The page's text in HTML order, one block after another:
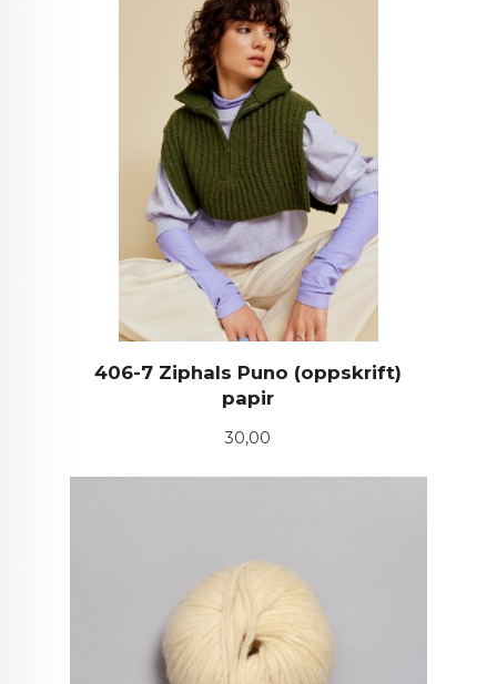
406-7 Ziphals Puno (oppskrift)
papir
Pris
30,00